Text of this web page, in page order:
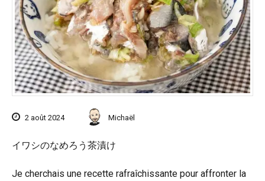
2 août 2024 Michaël
イワシのなめろう茶漬け
Je cherchais une recette rafraîchissante pour affronter la